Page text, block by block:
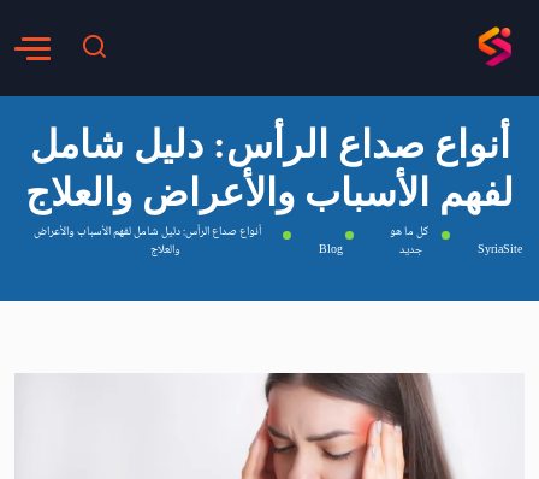
أنواع صداع الرأس: دليل شامل
لفهم الأسباب والأعراض والعلاج
SyriaSite
كل ما هو
جديد
Blog
أنواع صداع الرأس: دليل شامل لفهم الأسباب والأعراض
والعلاج